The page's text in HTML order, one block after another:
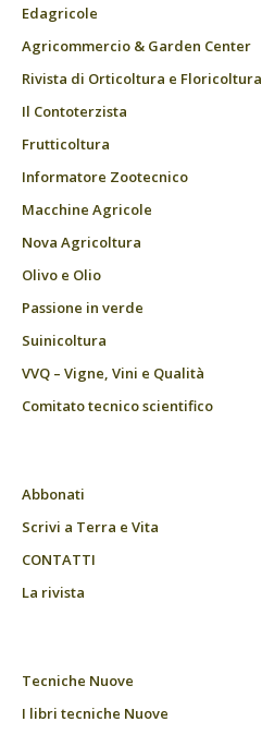
Edagricole
Agricommercio & Garden Center
Rivista di Orticoltura e Floricoltura
Il Contoterzista
Frutticoltura
Informatore Zootecnico
Macchine Agricole
Nova Agricoltura
Olivo e Olio
Passione in verde
Suinicoltura
VVQ – Vigne, Vini e Qualità
Comitato tecnico scientifico
Abbonati
Scrivi a Terra e Vita
CONTATTI
La rivista
Tecniche Nuove
I libri tecniche Nuove